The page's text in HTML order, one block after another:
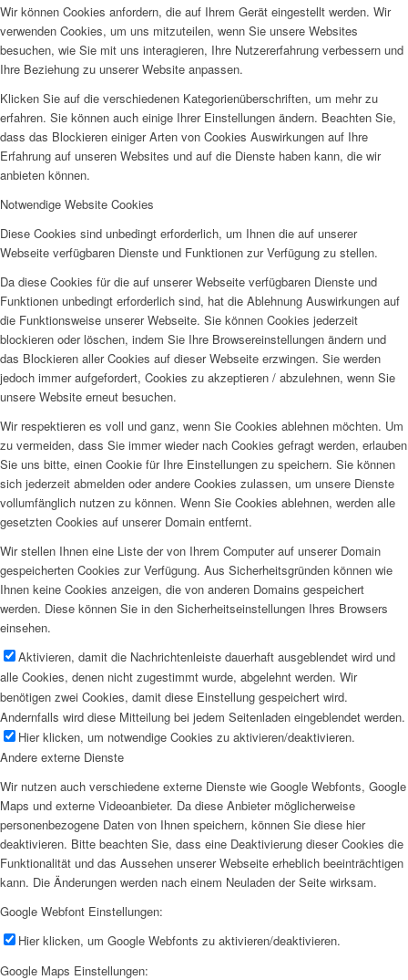
Wir können Cookies anfordern, die auf Ihrem Gerät eingestellt werden. Wir
verwenden Cookies, um uns mitzuteilen, wenn Sie unsere Websites
besuchen, wie Sie mit uns interagieren, Ihre Nutzererfahrung verbessern und
Ihre Beziehung zu unserer Website anpassen.
Klicken Sie auf die verschiedenen Kategorienüberschriften, um mehr zu
erfahren. Sie können auch einige Ihrer Einstellungen ändern. Beachten Sie,
dass das Blockieren einiger Arten von Cookies Auswirkungen auf Ihre
Erfahrung auf unseren Websites und auf die Dienste haben kann, die wir
anbieten können.
Notwendige Website Cookies
Diese Cookies sind unbedingt erforderlich, um Ihnen die auf unserer
Webseite verfügbaren Dienste und Funktionen zur Verfügung zu stellen.
Da diese Cookies für die auf unserer Webseite verfügbaren Dienste und
Funktionen unbedingt erforderlich sind, hat die Ablehnung Auswirkungen auf
die Funktionsweise unserer Webseite. Sie können Cookies jederzeit
blockieren oder löschen, indem Sie Ihre Browsereinstellungen ändern und
das Blockieren aller Cookies auf dieser Webseite erzwingen. Sie werden
jedoch immer aufgefordert, Cookies zu akzeptieren / abzulehnen, wenn Sie
unsere Website erneut besuchen.
Wir respektieren es voll und ganz, wenn Sie Cookies ablehnen möchten. Um
zu vermeiden, dass Sie immer wieder nach Cookies gefragt werden, erlauben
Sie uns bitte, einen Cookie für Ihre Einstellungen zu speichern. Sie können
sich jederzeit abmelden oder andere Cookies zulassen, um unsere Dienste
vollumfänglich nutzen zu können. Wenn Sie Cookies ablehnen, werden alle
gesetzten Cookies auf unserer Domain entfernt.
Wir stellen Ihnen eine Liste der von Ihrem Computer auf unserer Domain
gespeicherten Cookies zur Verfügung. Aus Sicherheitsgründen können wie
Ihnen keine Cookies anzeigen, die von anderen Domains gespeichert
werden. Diese können Sie in den Sicherheitseinstellungen Ihres Browsers
einsehen.
Aktivieren, damit die Nachrichtenleiste dauerhaft ausgeblendet wird und
alle Cookies, denen nicht zugestimmt wurde, abgelehnt werden. Wir
benötigen zwei Cookies, damit diese Einstellung gespeichert wird.
Andernfalls wird diese Mitteilung bei jedem Seitenladen eingeblendet werden.
Hier klicken, um notwendige Cookies zu aktivieren/deaktivieren.
Andere externe Dienste
Wir nutzen auch verschiedene externe Dienste wie Google Webfonts, Google
Maps und externe Videoanbieter. Da diese Anbieter möglicherweise
personenbezogene Daten von Ihnen speichern, können Sie diese hier
deaktivieren. Bitte beachten Sie, dass eine Deaktivierung dieser Cookies die
Funktionalität und das Aussehen unserer Webseite erheblich beeinträchtigen
kann. Die Änderungen werden nach einem Neuladen der Seite wirksam.
Google Webfont Einstellungen:
Hier klicken, um Google Webfonts zu aktivieren/deaktivieren.
Google Maps Einstellungen: